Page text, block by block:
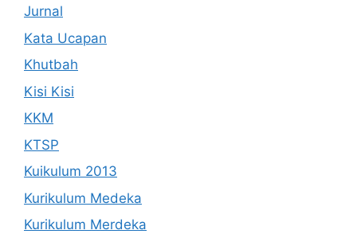
Jurnal
Kata Ucapan
Khutbah
Kisi Kisi
KKM
KTSP
Kuikulum 2013
Kurikulum Medeka
Kurikulum Merdeka